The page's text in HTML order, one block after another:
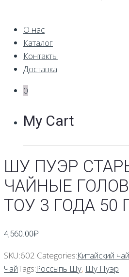
О нас
Каталог
Контакты
Доставка
0
My Cart
ШУ ПУЭР
ЧАЙНЫЕ
ТОУ 3 ГОДА 50
4,560.00₽
SKU:602 Categories:Китайский чай
ЧайTags:Россыпь Шу, Шу Пуэр